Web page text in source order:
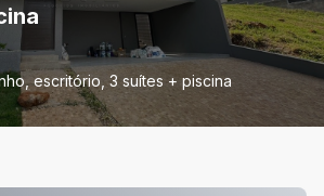
escritório, 3 suítes + piscina